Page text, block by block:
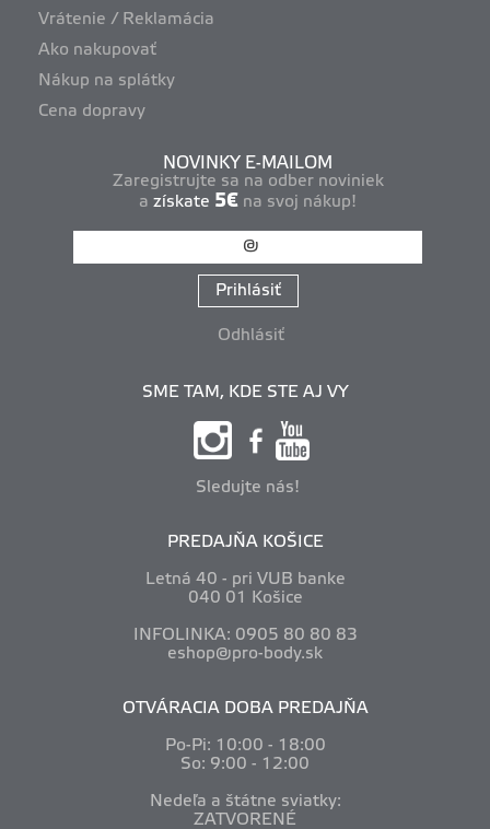
Vrátenie / Reklamácia
Ako nakupovať
Nákup na splátky
Cena dopravy
NOVINKY E-MAILOM
Zaregistrujte sa na odber noviniek
a získate 5€ na svoj nákup!
Prihlásiť
Odhlásiť
SME TAM, KDE STE AJ VY
Sledujte nás!
PREDAJŇA KOŠICE
Letná 40 - pri VUB banke
040 01 Košice
INFOLINKA: 0905 80 80 83
eshop@pro-body.sk
OTVÁRACIA DOBA PREDAJŇA
Po-Pi: 10:00 - 18:00
So: 9:00 - 12:00
Nedeľa a štátne sviatky:
ZATVORENÉ